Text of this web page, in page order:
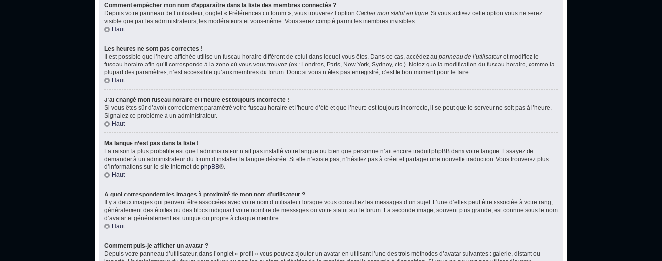
Comment empêcher mon nom d’apparaître dans la liste des membres connectés ?
Depuis votre panneau de l’utilisateur, onglet « Préférences du forum », vous trouverez l’option Cacher mon statut en ligne. Si vous activez cette option vous ne serez
visible que par les administrateurs, les modérateurs et vous-même. Vous serez compté parmi les membres invisibles.
Haut
Les heures ne sont pas correctes !
Il est possible que l’heure affichée utilise un fuseau horaire différent de celui dans lequel vous êtes. Dans ce cas, accédez au panneau de l’utilisateuret modifiez le
fuseau horaire afin qu’il corresponde à la zone où vous vous trouvez (ex : Londres, Paris, New York, Sydney, etc.). Notez que la modification du fuseau horaire, comme la
plupart des paramètres, n’est accessible qu’aux membres du forum. Donc si vous n’êtes pas enregistré, c’est le bon moment pour le faire.
Haut
J’ai changé mon fuseau horaire et l’heure est toujours incorrecte !
Si vous êtes sûr d’avoir correctement paramétré votre fuseau horaire et l’heure d’été et que l’heure est toujours incorrecte, il se peut que le serveur ne soit pas à l’heure.
Signalez ce problème à un administrateur.
Haut
Ma langue n’est pas dans la liste !
La raison la plus probable est que l’administrateur n’ait pas installé votre langue ou bien que personne n’ait encore traduit phpBB dans votre langue. Essayez de
demander à un administrateur du forum d’installer la langue désirée. Si elle n’existe pas, n’hésitez pas à créer et partager une nouvelle traduction. Vous trouverez plus
d’informations sur le site Internet de phpBB®.
Haut
A quoi correspondent les images à proximité de mon nom d’utilisateur ?
Il y a deux images qui peuvent être associées avec votre nom d’utilisateur lorsque vous consultez les messages d’un sujet. L’une d’elles peut être associée à votre rang,
généralement des étoiles ou des blocs indiquant votre nombre de messages ou votre statut sur le forum. La seconde image, souvent plus grande, est connue sous le nom
d’avatar et généralement est unique ou propre à chaque membre.
Haut
Comment puis-je afficher un avatar ?
Depuis votre panneau d’utilisateur, dans l’onglet « profil » vous pouvez ajouter un avatar en utilisant l’une des trois méthodes d’avatar suivantes : galerie, distant ou